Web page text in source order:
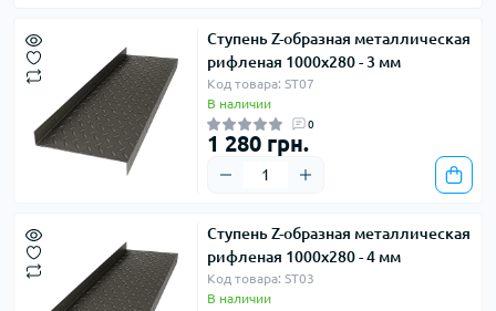
Ступень Z-образная металлическая
рифленая 1000х280 - 3 мм
Код товара: ST07
В наличии
0
1 280 грн.
Ступень Z-образная металлическая
рифленая 1000х280 - 4 мм
Код товара: ST03
В наличии